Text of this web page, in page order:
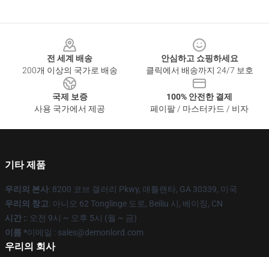
전 세계 배송
200개 이상의 국가로 배송
안심하고 쇼핑하세요
클릭에서 배송까지 24/7 보호
국제 보증
사용 국가에서 제공
100% 안전한 결제
페이팔 / 마스터카드 / 비자
기타 제품
우리의 본사: 8200 코브 갤러리 Pkwy, 애틀랜타, GA 30339, 미국
우리의 창고: 아니오 62 Tonglinge 도로, Beiliu 시, 베이징, CN
시간 :: 오전 9시 ~ 오후 5시 (월 ~ 금)
이름 *이메일 : sales@demonlord.com
우리의 회사